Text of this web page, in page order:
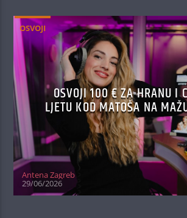
OSVOJI
OSVOJI 100 € ZA HRANU I
LJETU KOD MATOŠA NA
Antena Zagreb
29/06/2026